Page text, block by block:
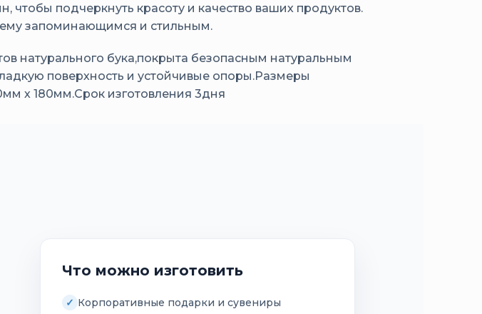
подчеркнуть красоту и качество ваших продуктов.
запоминающимся и стильным.
натурального бука,покрыта безопасным натуральным
поверхность и устойчивые опоры.Размеры
х 180мм.Срок изготовления 3дня
Что можно изготовить
Корпоративные подарки и сувениры